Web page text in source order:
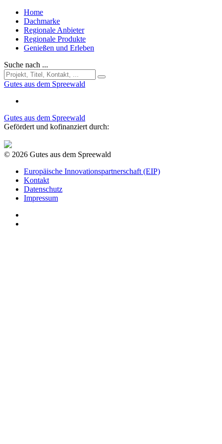
Home
Dachmarke
Regionale Anbieter
Regionale Produkte
Genießen und Erleben
Suche nach ...
Gutes aus dem Spreewald
Gutes aus dem Spreewald
Gefördert und kofinanziert durch:
© 2026 Gutes aus dem Spreewald
Europäische Innovationspartnerschaft (EIP)
Kontakt
Datenschutz
Impressum